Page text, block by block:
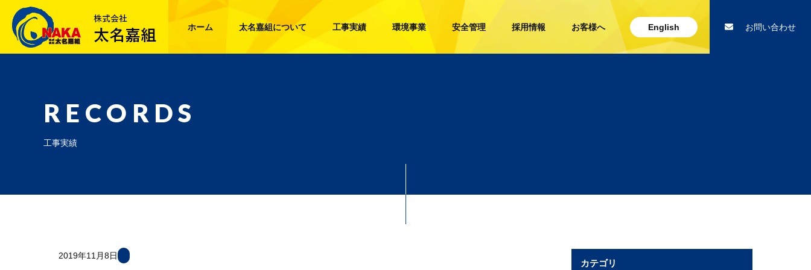
ホーム 太名嘉組について 工事実績 環境事業 安全管理 採用情報 お客様へ English お問い合わせ
RECORDS
工事実績
2019年11月8日
カテゴリ